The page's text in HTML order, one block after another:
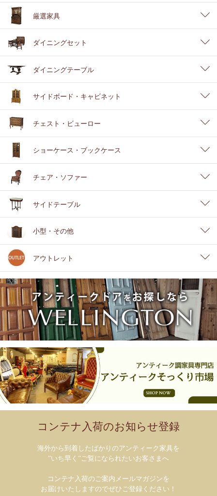
厳選家具
ダイニングセット
ダイニングテーブル
サイドボード・キャビネット
チェスト・ビューロー
ショーケース・ブックケース
チェア・ソファー
サイドテーブル
小型・その他
アウトレット
コンテナ入荷のお知らせ登録
海外から到着したばかりのアンティーク家具を
”いち早く”ご覧になられたいお客さまへ
コンテナ入荷のご案内メールマガジンを
お届けいたしますのでぜひご登録ください！